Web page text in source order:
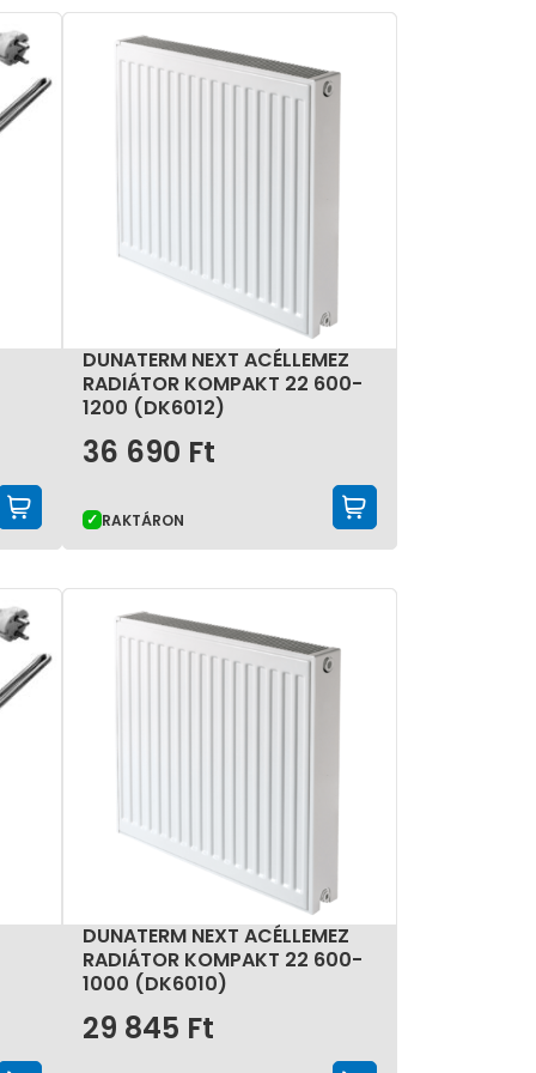
zökkenőmentes integrálását. A precíziós
kisebb felülettel is elegendő meleget
az adott belső tér hangulatához.
KOSÁRBA TESZEM
DUNATERM NEXT ACÉLLEMEZ
RADIÁTOR KOMPAKT 22 600-
1200 (DK6012)
36 690 Ft
RAKTÁRON
DUNATERM NEXT ACÉLLEMEZ
RADIÁTOR KOMPAKT 22 600-
1000 (DK6010)
29 845 Ft